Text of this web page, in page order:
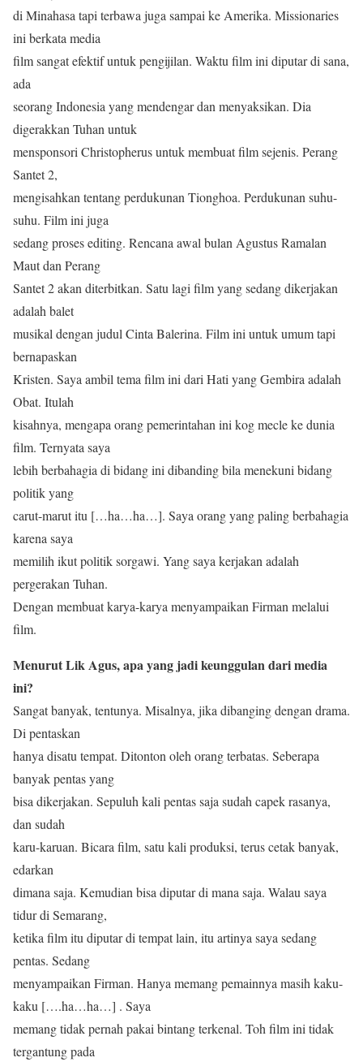
di Minahasa tapi terbawa juga sampai ke Amerika. Missionaries
ini berkata media
film sangat efektif untuk pengijilan. Waktu film ini diputar di sana,
ada
seorang Indonesia yang mendengar dan menyaksikan. Dia
digerakkan Tuhan untuk
mensponsori Christopherus untuk membuat film sejenis. Perang
Santet 2,
mengisahkan tentang perdukunan Tionghoa. Perdukunan suhu-
suhu. Film ini juga
sedang proses editing. Rencana awal bulan Agustus Ramalan
Maut dan Perang
Santet 2 akan diterbitkan. Satu lagi film yang sedang dikerjakan
adalah balet
musikal dengan judul Cinta Balerina. Film ini untuk umum tapi
bernapaskan
Kristen. Saya ambil tema film ini dari Hati yang Gembira adalah
Obat. Itulah
kisahnya, mengapa orang pemerintahan ini kog mecle ke dunia
film. Ternyata saya
lebih berbahagia di bidang ini dibanding bila menekuni bidang
politik yang
carut-marut itu […ha…ha…]. Saya orang yang paling berbahagia
karena saya
memilih ikut politik sorgawi. Yang saya kerjakan adalah
pergerakan Tuhan.
Dengan membuat karya-karya menyampaikan Firman melalui
film.
Menurut Lik Agus, apa yang jadi keunggulan dari media
ini?
Sangat banyak, tentunya. Misalnya, jika dibanging dengan drama.
Di pentaskan
hanya disatu tempat. Ditonton oleh orang terbatas. Seberapa
banyak pentas yang
bisa dikerjakan. Sepuluh kali pentas saja sudah capek rasanya,
dan sudah
karu-karuan. Bicara film, satu kali produksi, terus cetak banyak,
edarkan
dimana saja. Kemudian bisa diputar di mana saja. Walau saya
tidur di Semarang,
ketika film itu diputar di tempat lain, itu artinya saya sedang
pentas. Sedang
menyampaikan Firman. Hanya memang pemainnya masih kaku-
kaku [….ha…ha…] . Saya
memang tidak pernah pakai bintang terkenal. Toh film ini tidak
tergantung pada